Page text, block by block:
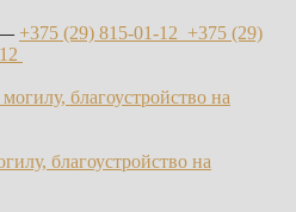
— +375 (29) 815-01-12 +375 (29)
благоустройство на